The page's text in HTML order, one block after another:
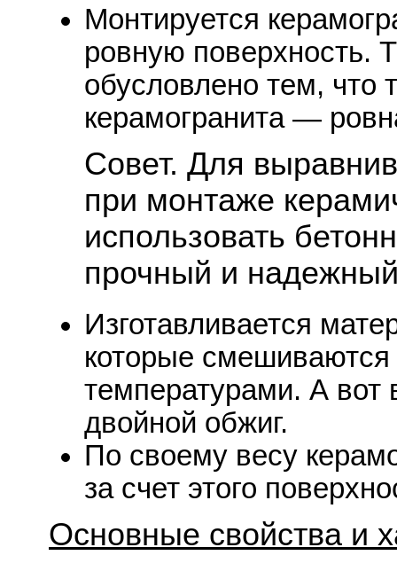
Монтируется
ровную поверхность.
обусловлено тем, что
керамогранита —
Совет. Для
при монтаже
использовать
прочный и
Изготавливается
которые
температурами. А вот
двойной обжиг.
По своему весу
за счет этого
Основные свойства и